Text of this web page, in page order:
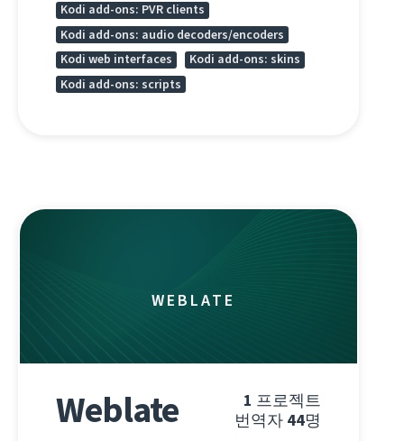
Kodi add-ons: PVR clients
Kodi add-ons: audio decoders/encoders
Kodi web interfaces
Kodi add-ons: skins
Kodi add-ons: scripts
WEBLATE
1 프로젝트
번역자 44명
Weblate